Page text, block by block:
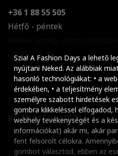
Szia! A Fashion Days a lehető
nyújtani Neked. Az alábbiak
hasonló technológiákat: • a
érdekében, • a teljesítmény
személyre szabott hirdetések
gombra klikkeléssel elfogadod,
webhely tevékenységét és a
információkat) akár mi, akár
fent felsorolt célokra.
gombot választod, ebben az
+36 1 88 55 505
Hétfő - péntek
08:00 - 16:30
E-mail küldése
KÖZÖSSÉGI MÉDIA
Facebook
Instagram